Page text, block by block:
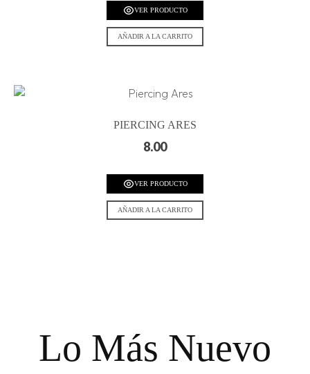
VER PRODUCTO
AÑADIR A LA CARRITO
PIERCING ARES
8.00
VER PRODUCTO
AÑADIR A LA CARRITO
Lo Más Nuevo